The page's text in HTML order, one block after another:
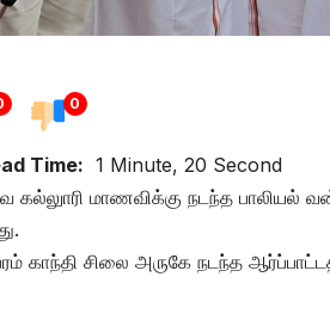
0
Time: 1 Minute, 20 Second
மாணவிக்கு நடந்த பாலியல்
காந்தி சிலை அருகே நடந்த